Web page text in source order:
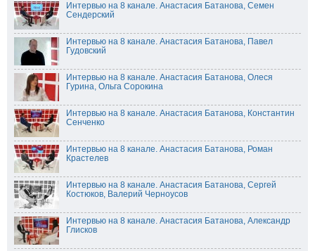
Интервью на 8 канале. Анастасия Батанова, Семен
Сендерский
Интервью на 8 канале. Анастасия Батанова, Павел
Гудовский
Интервью на 8 канале. Анастасия Батанова, Олеся
Гурина, Ольга Сорокина
Интервью на 8 канале. Анастасия Батанова, Константин
Сенченко
Интервью на 8 канале. Анастасия Батанова, Роман
Крастелев
Интервью на 8 канале. Анастасия Батанова, Сергей
Костюков, Валерий Черноусов
Интервью на 8 канале. Анастасия Батанова, Александр
Глисков